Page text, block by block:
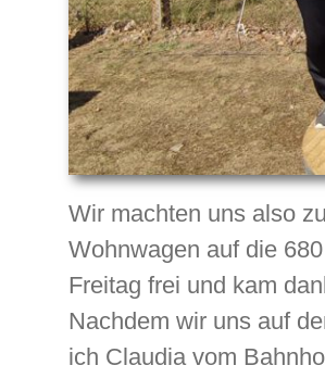
Wir machten uns also
Wohnwagen auf die
Freitag frei und kam
Nachdem wir uns auf
ich Claudia vom